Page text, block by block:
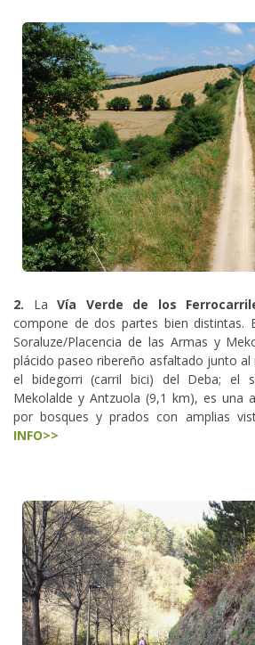
2. La Vía Verde de los
compone de dos partes bien distintas.
Soraluze/Placencia de las Armas y
plácido paseo ribereño asfaltado junto
el bidegorri (carril bici) del Deba; el
Mekolalde y Antzuola (9,1 km), es una
por bosques y prados con amplias
INFO>>